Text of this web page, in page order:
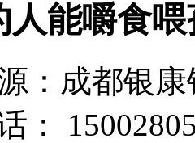
人能嚼食
源：成都银
：